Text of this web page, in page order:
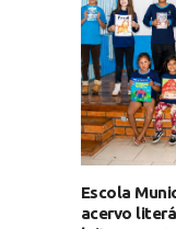
Escola
acervo